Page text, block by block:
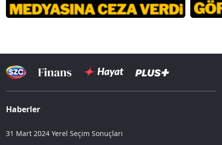
Haberler
31 Mart 2024 Yerel Seçim Sonuçları